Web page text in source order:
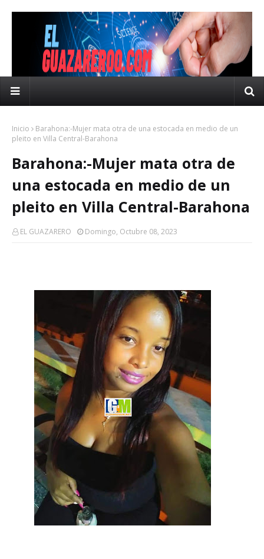
Inicio
Barahona:-Mujer mata otra de una estocada en medio de un
pleito en Villa Central-Barahona
Barahona:-Mujer mata otra de
una estocada en medio de un
pleito en Villa Central-Barahona
EL GUAZARERO Domingo, Octubre 08, 2023